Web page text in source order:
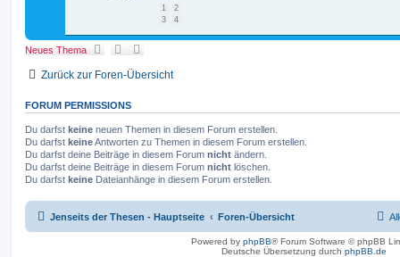
1
2
3
4
Neues Thema
Zurück zur Foren-Übersicht
FORUM PERMISSIONS
Du darfst keine neuen Themen in diesem Forum erstellen.
Du darfst keineAntworten zu Themen in diesem Forum erstellen.
Du darfst deine Beiträge in diesem Forum nicht ändern.
Du darfst deine Beiträge in diesem Forum nicht löschen.
Du darfst keine Dateianhänge in diesem Forum erstellen.
Jenseits der Thesen - Hauptseite Foren-Übersicht
Powered by phpBB® Forum Software © phpBB
Deutsche Übersetzung durch phpBB.de